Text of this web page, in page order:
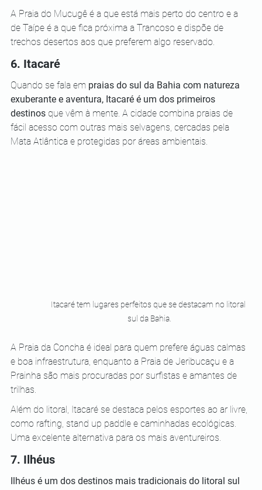
A Praia do Mucugê é a que está mais perto do centro e a
de Taípe é a que fica próxima a Trancoso e dispõe de
trechos desertos aos que preferem algo reservado.
6. Itacaré
Quando se fala em praias do sul da Bahia com natureza
exuberante e aventura, Itacaré é um dos primeiros
destinos que vêm à mente. A cidade combina praias de
fácil acesso com outras mais selvagens, cercadas pela
Mata Atlântica e protegidas por áreas ambientais.
Itacaré tem lugares perfeitos que se destacam no litoral
sul da Bahia.
A Praia da Concha é ideal para quem prefere águas calmas
e boa infraestrutura, enquanto a Praia de Jeribucaçu e a
Prainha são mais procuradas por surfistas e amantes de
trilhas.
Além do litoral, Itacaré se destaca pelos esportes ao ar livre,
como rafting, stand up paddle e caminhadas ecológicas.
Uma excelente alternativa para os mais aventureiros.
7. Ilhéus
Ilhéus é um dos destinos mais tradicionais do litoral sul